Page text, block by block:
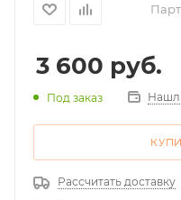
3 600 руб.
Под заказ
Рассчитать доставку